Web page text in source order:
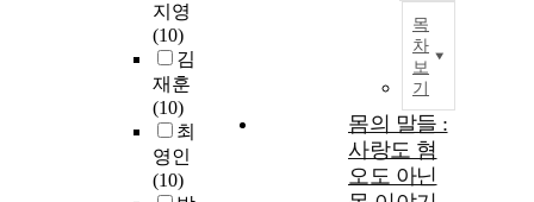
지영
(10)
김
재훈
(10)
최
영인
(10)
목
차
보
기
몸의 말들 :
사랑도 혐
오도 아닌